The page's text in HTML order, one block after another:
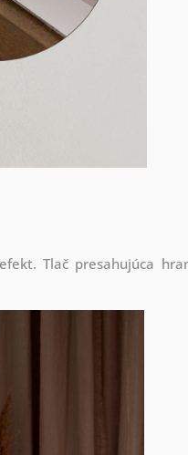
Tlač presahujúca